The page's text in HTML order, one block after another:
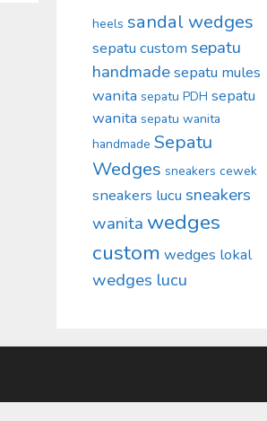
heels sandal wedges
sepatu custom sepatu
handmadesepatu mules
wanita sepatu PDH sepatu
wanita sepatu wanita
handmade Sepatu
Wedges sneakers cewek
sneakers lucu sneakers
wanita wedges
custom wedges lokal
wedges lucu